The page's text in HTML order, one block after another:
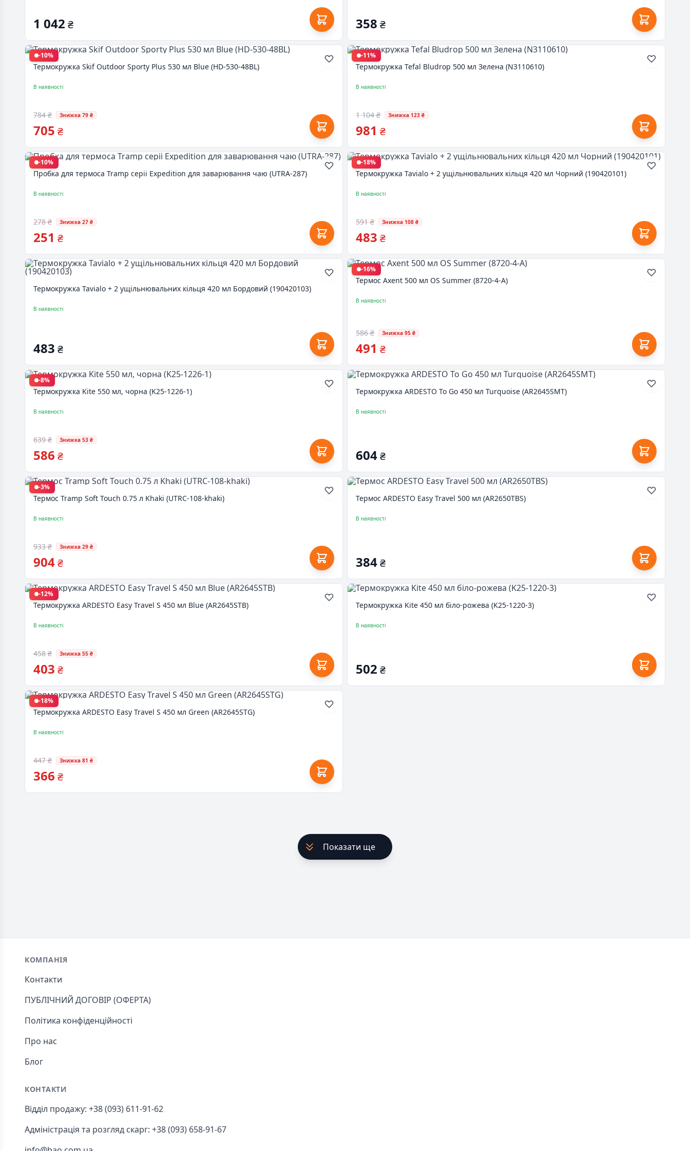
1 042 ₴ 358 ₴
-10%
Термокружка Skif Outdoor Sporty Plus 530 мл Blue (HD-530-48BL)
В наявності
784 ₴ Знижка 79 ₴
705 ₴
-11%
Термокружка Tefal Bludrop 500 мл Зелена (N3110610)
В наявності
1 104 ₴ Знижка 123 ₴
981 ₴
-10%
Пробка для термоса Tramp серіі Expedition для заварювання чаю (UTRA-287)
В наявності
278 ₴ Знижка 27 ₴
251 ₴
-18%
Термокружка Tavialo + 2 ущільнювальних кільця 420 мл Чорний (190420101)
В наявності
591 ₴ Знижка 108 ₴
483 ₴
Термокружка Tavialo + 2 ущільнювальних кільця 420 мл Бордовий (190420103)
В наявності
483 ₴
-16%
Термос Axent 500 мл OS Summer (8720-4-A)
В наявності
586 ₴ Знижка 95 ₴
491 ₴
-8%
Термокружка Kite 550 мл, чорна (K25-1226-1)
В наявності
639 ₴ Знижка 53 ₴
586 ₴
Термокружка ARDESTO To Go 450 мл Turquoise (AR2645SMT)
В наявності
604₴
-3%
Термос Tramp Soft Touch 0.75 л Khaki (UTRC-108-khaki)
В наявності
933 ₴ Знижка 29 ₴
904₴
Термос ARDESTO Easy Travel 500 мл (AR2650TBS)
В наявності
384₴
-12%
Термокружка ARDESTO Easy Travel S 450 мл Blue (AR2645STB)
В наявності
458 ₴ Знижка 55 ₴
403 ₴
Термокружка Kite 450 мл біло-рожева (K25-1220-3)
В наявності
502 ₴
-18%
Термокружка ARDESTO Easy Travel S 450 мл Green (AR2645STG)
В наявності
447 ₴ Знижка 81 ₴
366 ₴
Показати ще
Footer
КОМПАНІЯ
Контакти
ПУБЛІЧНИЙ ДОГОВІР (ОФЕРТА)
Політика конфіденційності
Про нас
Блог
КОНТАКТИ
Відділ продажу: +38 (093) 611-91-62
Адміністрація та розгляд скарг: +38 (093) 658-91-67